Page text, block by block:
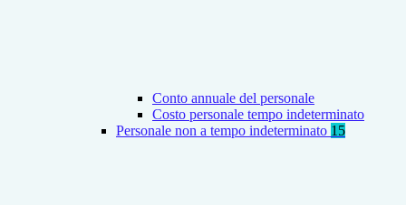
Conto annuale del personale
Costo personale tempo indeterminato
Personale non a tempo indeterminato 15